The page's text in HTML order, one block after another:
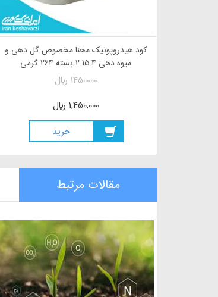
کود هیدروپونیک محنا مخصوص گل دهی و
میوه دهی 2.15.4 بسته 264 گرمی
1450000ريال
1,450,000 ريال
خريد
مقالات مرتبط